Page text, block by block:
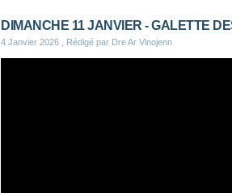
DIMANCHE 11 JANVIER - GALETTE
4 Janvier 2026 , Rédigé par Dre Ar Vinojenn